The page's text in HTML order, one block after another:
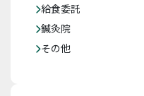
給食委託
鍼灸院
その他